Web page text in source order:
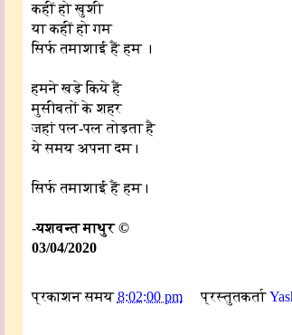
कहीं हो खुशी
या कहीं हो गम
सिर्फ तमाशाई हैं हम ।
हमने खड़े किये हैं
मुसीबतों के शहर
जहां पल-पल तोड़ता है
ये समय अपना दम।
सिर्फ तमाशाई हैं हम।
-यशवन्त माथुर ©
03/04/2020
प्रकाशन समय8:02:00 pm प्रस्तुतकर्ता